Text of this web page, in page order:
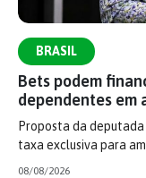
BRASIL
Bets podem
dependentes em
Proposta da
taxa exclusiva para
08/08/2026